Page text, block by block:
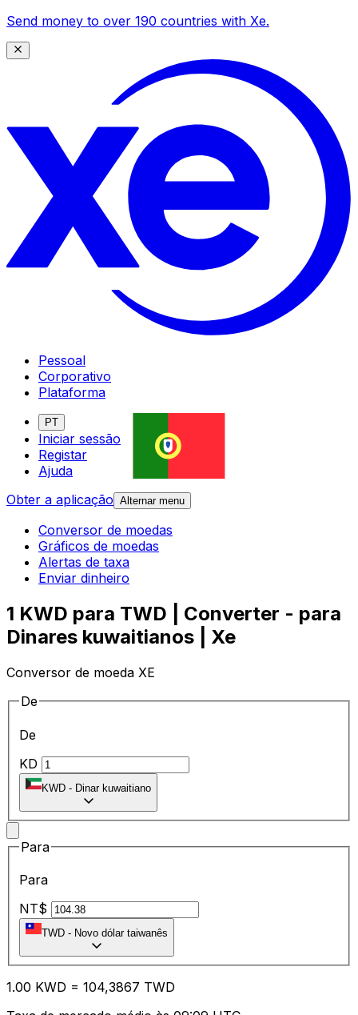
Send money to over 190 countries with Xe.
Pessoal
Corporativo
Plataforma
PT
Iniciar sessão
Registar
Ajuda
Obter a aplicação Alternar menu
Conversor de moedas
Gráficos de moedas
Alertas de taxa
Enviar dinheiro
1 KWD para TWD | Converter - para
Dinares kuwaitianos | Xe
Conversor de moeda XE
De
De
KD
KWD - Dinar kuwaitiano
Para
Para
NT$
TWD - Novo dólar taiwanês
1.00 KWD = 104,3867 TWD